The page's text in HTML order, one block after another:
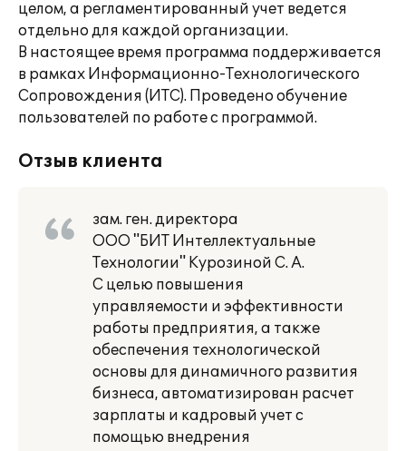
целом, а регламентированный учет ведется
отдельно для каждой организации.
В настоящее время программа поддерживается
в рамках Информационно-Технологического
Сопровождения (ИТС). Проведено обучение
пользователей по работе с программой.
Отзыв клиента
зам. ген. директора
ООО "БИТ Интеллектуальные
Технологии" Курозиной С. А.
С целью повышения
управляемости и эффективности
работы предприятия, а также
обеспечения технологической
основы для динамичного развития
бизнеса, автоматизирован расчет
зарплаты и кадровый учет с
помощью внедрения